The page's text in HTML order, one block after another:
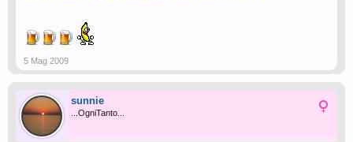
5 Mag 2009
sunnie
...OgniTanto...